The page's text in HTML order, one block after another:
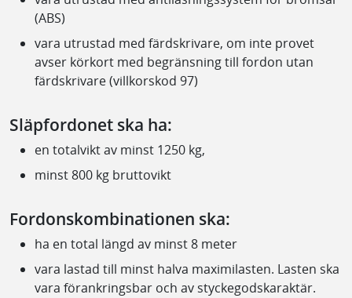
(ABS)
vara utrustad med färdskrivare, om inte provet
avser körkort med begränsning till fordon utan
färdskrivare (villkorskod 97)
Släpfordonet ska ha:
en totalvikt av minst 1250 kg,
minst 800 kg bruttovikt
Fordonskombinationen ska:
ha en total längd av minst 8 meter
vara lastad till minst halva maximilasten. Lasten ska
vara förankringsbar och av styckegodskaraktär.